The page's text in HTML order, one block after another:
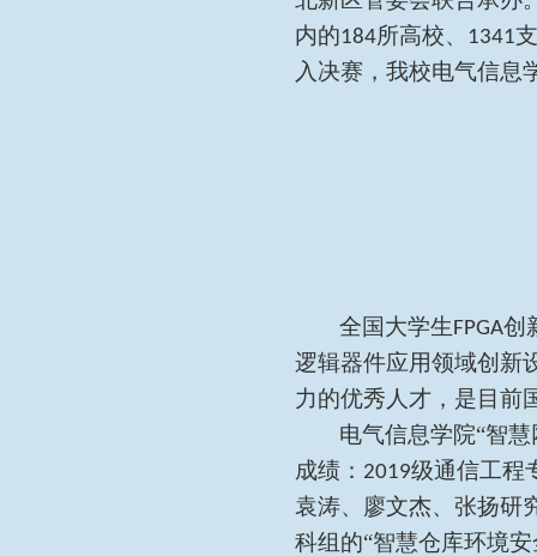
内的184所高校、 1341
入决赛，我校电气信息
全国大学生FPGA创
逻辑器件应用领域创新
力的优秀人才，是目前
电气信息学院“智
成绩： 2019级通信工程
袁涛、廖文杰、张扬研
科组的“智慧仓库环境